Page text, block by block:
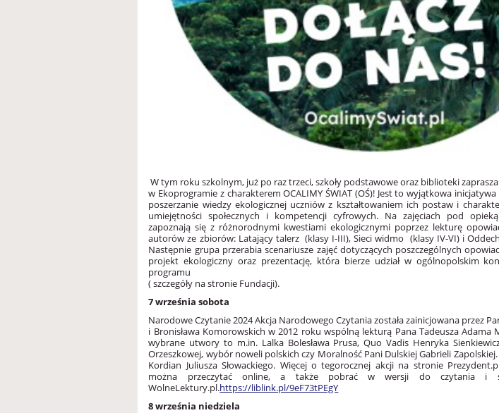
W tym roku szkolnym, już po raz trzeci, szkoły podstawowe oraz biblioteki
w Ekoprogramie z charakterem OCALIMY ŚWIAT (OŚ)! Jest to wyjątkowa inicjatywa
poszerzanie wiedzy ekologicznej uczniów z kształtowaniem ich postaw i
umiejętności społecznych i kompetencji cyfrowych. Na zajęciach pod
zapoznają się z różnorodnymi kwestiami ekologicznymi poprzez lekturę
autorów ze zbiorów: Latający talerz (klasy I-III), Sieci widmo (klasy IV-VI) i
Następnie grupa przerabia scenariusze zajęć dotyczących poszczególnych
projekt ekologiczny oraz prezentację, która bierze udział w ogólnopolskim
programu
( szczegóły na stronie Fundacji).
7 września sobota
Narodowe Czytanie 2024Akcja Narodowego Czytania została zainicjowana przez
i Bronisława Komorowskich w 2012 roku wspólną lekturą Pana Tadeusza Adama
wybrane utwory to m.in. Lalka Bolesława Prusa, Quo Vadis Henryka
Orzeszkowej, wybór noweli polskich czy Moralność Pani Dulskiej Gabrieli Zapolskiej.
Kordian Juliusza Słowackiego. Więcej o tegorocznej akcji na stronie
można przeczytać online, a także pobrać w wersji do czytania i
WolneLektury.pl.https://liblink.pl/9eF73tPEgY
8 września niedziela